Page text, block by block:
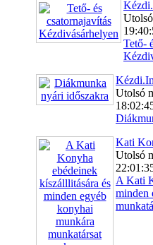
Tető-
Utolsó
Kati
Utolsó
A Kati
minden